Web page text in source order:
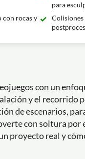
para
con rocas y
con un
y el recorrido
de escenarios,
con soltura por
proyecto real y